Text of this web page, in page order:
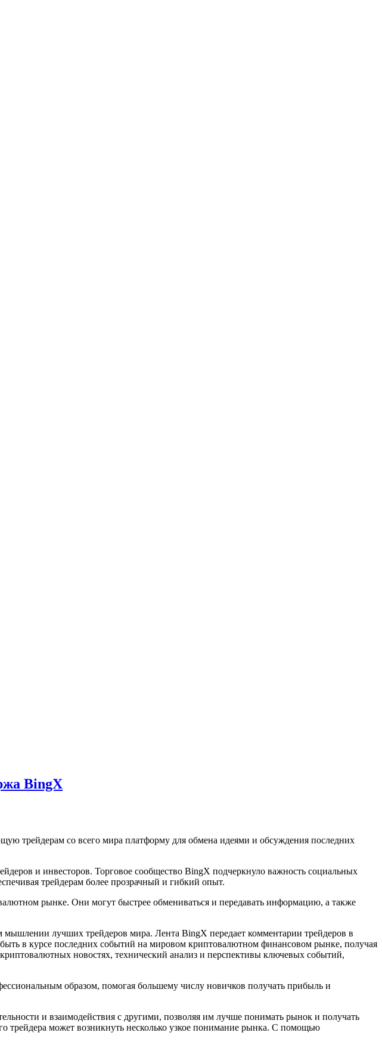
BingX
трейдерам со всего мира платформу для обмена идеями и обсуждения последних
и инвесторов. Торговое сообщество BingX подчеркнуло важность социальных
трейдерам более прозрачный и гибкий опыт.
рынке. Они могут быстрее обмениваться и передавать информацию, а также
лучших трейдеров мира. Лента BingX передает комментарии трейдеров в
в курсе последних событий на мировом криптовалютном финансовом рынке, получая
новостях, технический анализ и перспективы ключевых событий,
образом, помогая большему числу новичков получать прибыль и
и взаимодействия с другими, позволяя им лучше понимать рынок и получать
трейдера может возникнуть несколько узкое понимание рынка. С помощью